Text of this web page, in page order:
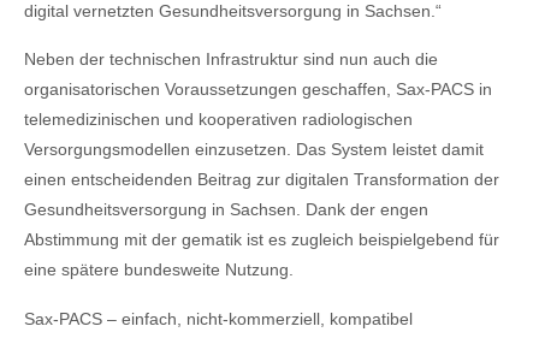
digital vernetzten Gesundheitsversorgung in Sachsen.“
Neben der technischen Infrastruktur sind nun auch die
organisatorischen Voraussetzungen geschaffen, Sax‑PACS in
telemedizinischen und kooperativen radiologischen
Versorgungsmodellen einzusetzen. Das System leistet damit
einen entscheidenden Beitrag zur digitalen Transformation der
Gesundheitsversorgung in Sachsen. Dank der engen
Abstimmung mit der gematik ist es zugleich beispielgebend für
eine spätere bundesweite Nutzung.
Sax-PACS – einfach, nicht-kommerziell, kompatibel